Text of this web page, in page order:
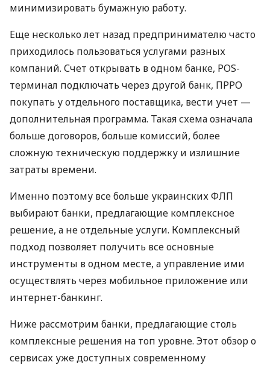
минимизировать бумажную работу.
Еще несколько лет назад предпринимателю часто
приходилось пользоваться услугами разных
компаний. Счет открывать в одном банке, POS-
терминал подключать через другой банк, ПРРО
покупать у отдельного поставщика, вести учет —
дополнительная программа. Такая схема означала
больше договоров, больше комиссий, более
сложную техническую поддержку и излишние
затраты времени.
Именно поэтому все больше украинских ФЛП
выбирают банки, предлагающие комплексное
решение, а не отдельные услуги. Комплексный
подход позволяет получить все основные
инструменты в одном месте, а управление ими
осуществлять через мобильное приложение или
интернет-банкинг.
Ниже рассмотрим банки, предлагающие столь
комплексные решения на топ уровне. Этот обзор о
сервисах уже доступных современному